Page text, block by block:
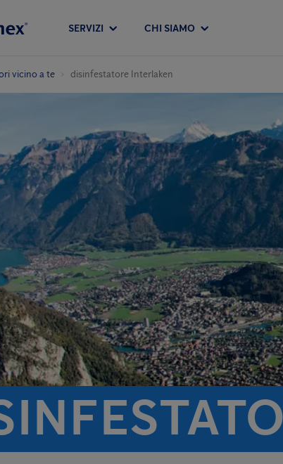
SERVIZI CHI SIAMO
vicino a te disinfestatore Interlaken